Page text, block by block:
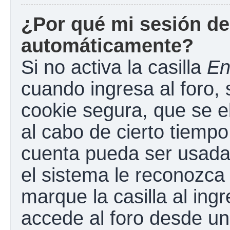
¿Por qué mi sesión
automáticamente?
Si no activa la casilla
cuando ingresa al foro,
cookie segura, que se
al cabo de cierto
cuenta pueda ser
el sistema le
marque la casilla al
accede al foro desde